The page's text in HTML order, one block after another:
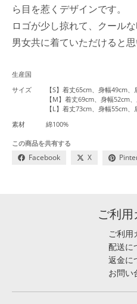
ら目を惹くデザインです。
ロゴが少し掠れて、クールな
男女共に着ていただけると思
生産国
サイズ
【S】着丈65cm、身幅49cm
【M】着丈69cm、身幅52cm
【L】着丈73cm、身幅55cm
素材
綿100%
この商品を共有する
Facebook X
ご利用
ご利用
配送に
返金に
お問い